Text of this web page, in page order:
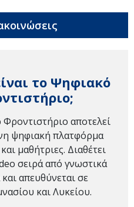
το Ψηφιακό
αποτελεί
ψηφιακή πλατφόρμα
μαθήτριες. Διαθέτει
σειρά από γνωστικά
και απευθύνεται σε
και Λυκείου.